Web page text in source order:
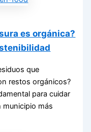
es orgánica?
que
restos orgánicos?
para cuidar
municipio más